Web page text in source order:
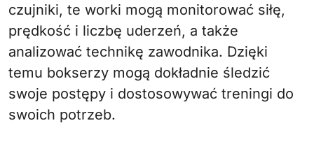
czujniki, te worki mogą monitorować siłę,
prędkość i liczbę uderzeń, a także
analizować technikę zawodnika. Dzięki
temu bokserzy mogą dokładnie śledzić
swoje postępy i dostosowywać treningi do
swoich potrzeb.